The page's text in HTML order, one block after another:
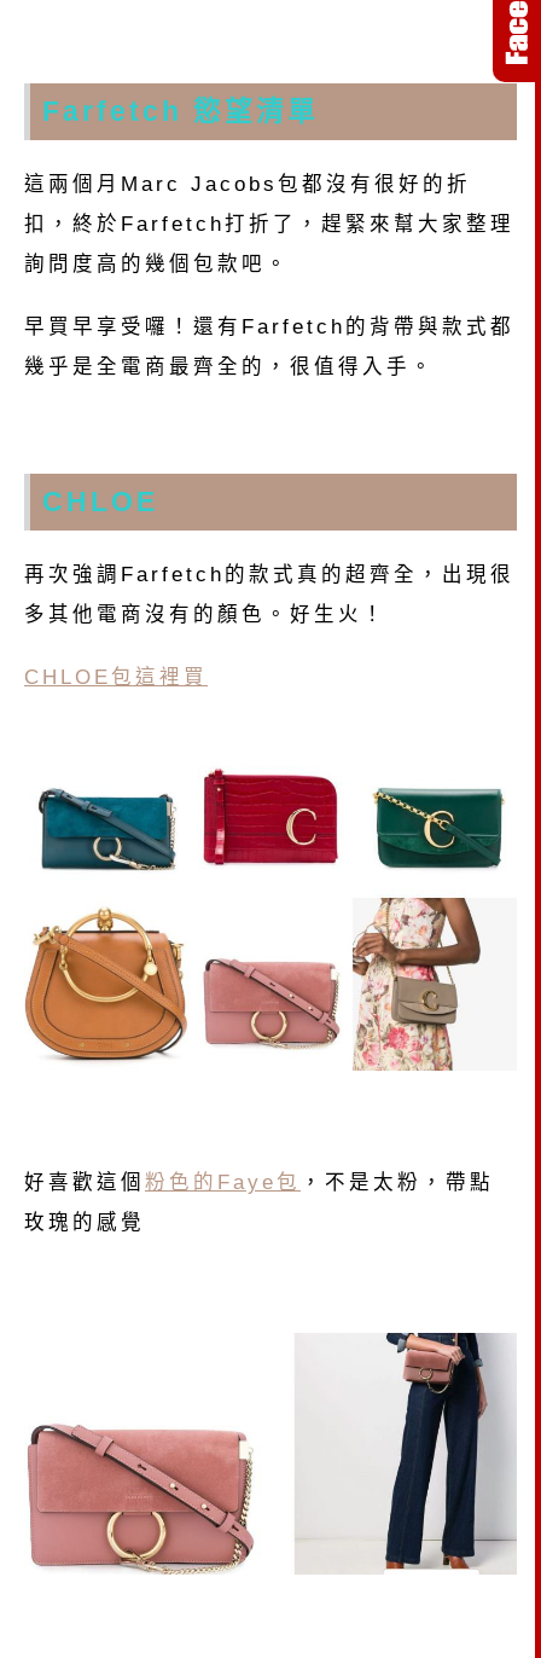
Farfetch 慾望清單
這兩個月Marc Jacobs包都沒有很好的折
扣，終於Farfetch打折了，趕緊來幫大家整理
詢問度高的幾個包款吧。
早買早享受囉！還有Farfetch的背帶與款式都
幾乎是全電商最齊全的，很值得入手。
CHLOE
再次強調Farfetch的款式真的超齊全，出現很
多其他電商沒有的顏色。好生火！
CHLOE包這裡買
好喜歡這個 粉色的Faye包 ，不是太粉，帶點
玫瑰的感覺